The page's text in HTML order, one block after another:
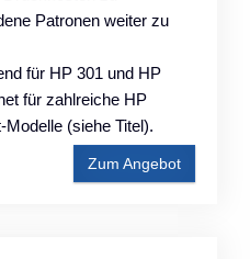
Patronen weiter zu
für HP 301 und HP
für zahlreiche HP
(siehe Titel).
Zum Angebot